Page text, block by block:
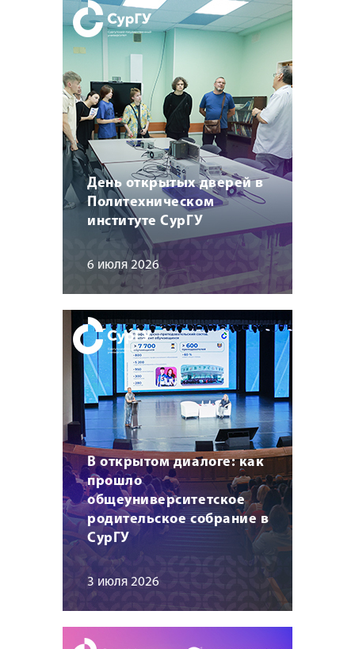
День открытых дверей в
Политехническом
институте СурГУ
6 июля 2026
В открытом диалоге: как
прошло
общеуниверситетское
родительское собрание в
СурГУ
3 июля 2026